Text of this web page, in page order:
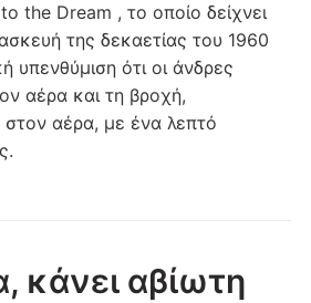
the Dream , το οποίο δείχνει
της δεκαετίας του 1960
υπενθύμιση ότι οι άνδρες
αέρα και τη βροχή,
στον αέρα, με ένα λεπτό
κάνει αβίωτη